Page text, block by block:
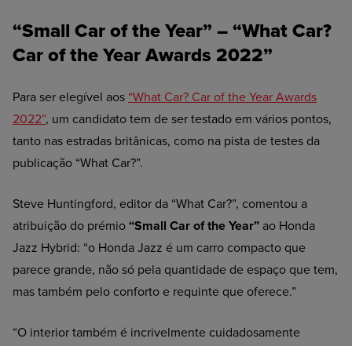
“Small Car of the Year” – “What Car?
Car of the Year Awards 2022”
Para ser elegível aos “What Car? Car of the Year Awards
2022”, um candidato tem de ser testado em vários pontos,
tanto nas estradas britânicas, como na pista de testes da
publicação “What Car?”.
Steve Huntingford, editor da “What Car?”, comentou a
atribuição do prémio “Small Car of the Year” ao Honda
Jazz Hybrid: “o Honda Jazz é um carro compacto que
parece grande, não só pela quantidade de espaço que tem,
mas também pelo conforto e requinte que oferece.”
“O interior também é incrivelmente cuidadosamente